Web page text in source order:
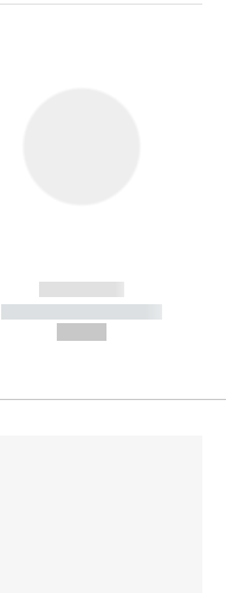
------------
----------- -----------